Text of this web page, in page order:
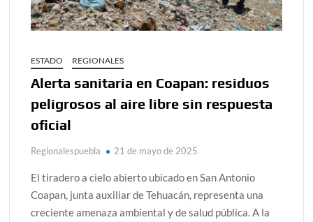
ESTADO REGIONALES
Alerta sanitaria en Coapan: residuos
peligrosos al aire libre sin respuesta
oficial
Regionalespuebla 21 de mayo de 2025
El tiradero a cielo abierto ubicado en San Antonio
Coapan, junta auxiliar de Tehuacán, representa una
creciente amenaza ambiental y de salud pública. A la